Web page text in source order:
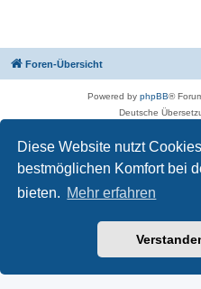
Diese Website nutzt
bestmöglichen Komfort bei
bieten. Mehr erfahren
Foren-Übersicht
Powered by phpBB®
Deutsche